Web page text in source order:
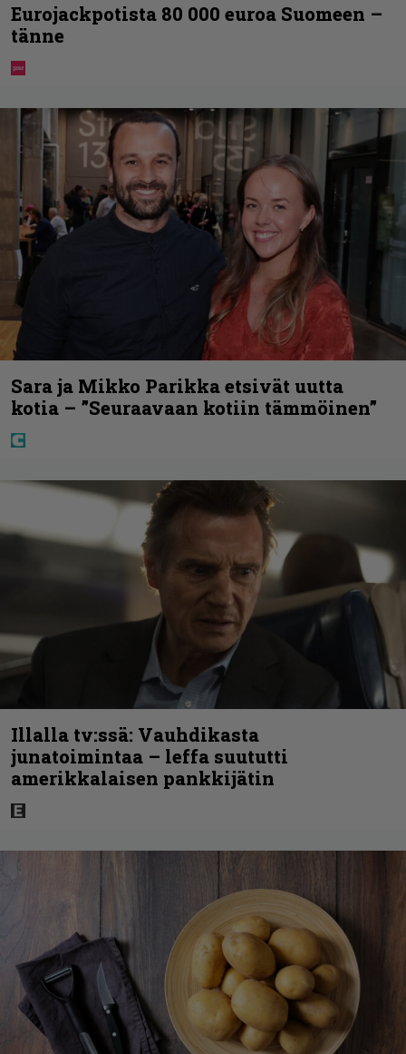
Eurojackpotista 80 000 euroa Suomeen –
tänne
Sara ja Mikko Parikka etsivät uutta
kotia – ”Seuraavaan kotiin tämmöinen”
Illalla tv:ssä: Vauhdikasta
junatoimintaa – leffa suututti
amerikkalaisen pankkijätin